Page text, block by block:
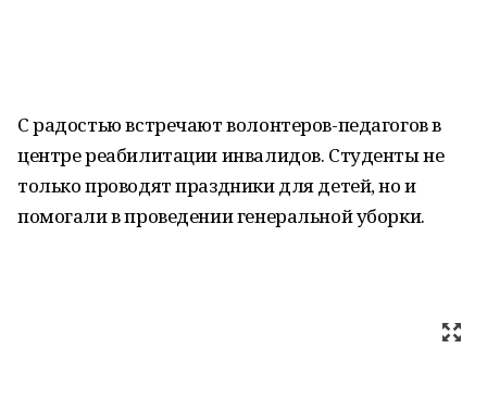
С радостью встречают волонтеров-педагогов в
центре реабилитации инвалидов. Студенты не
только проводят праздники для детей, но и
помогали в проведении генеральной уборки.